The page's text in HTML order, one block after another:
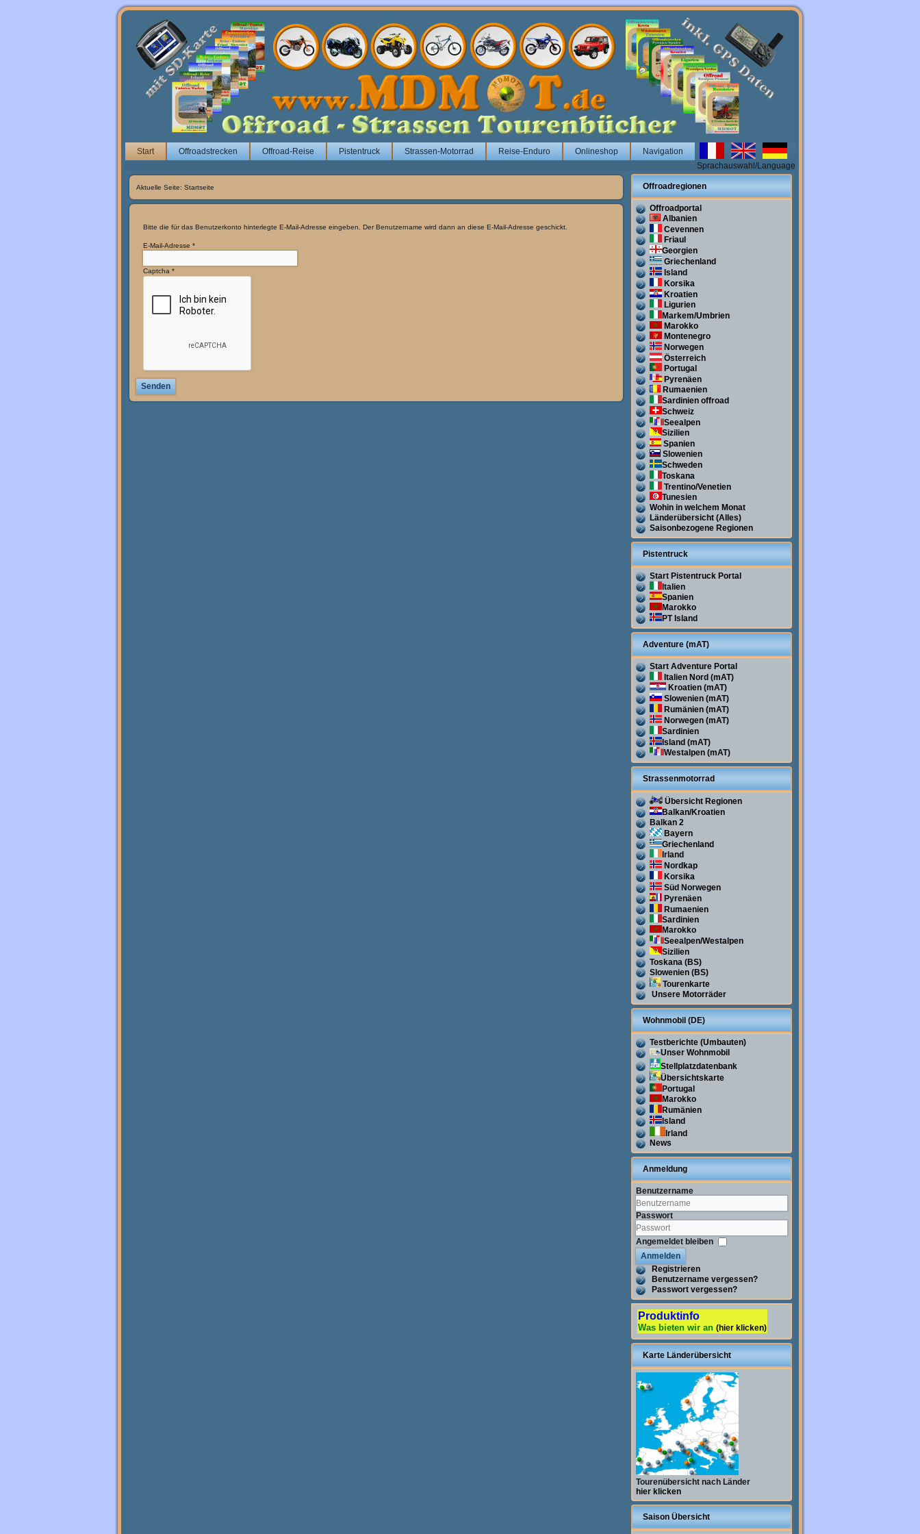
Sprachauswahl/Language
Start Offroadstrecken Offroad-Reise Pistentruck Strassen-Motorrad Reise-Enduro Onlineshop Navigation
Aktuelle Seite: Startseite
Bitte die für das Benutzerkonto hinterlegte E-Mail-Adresse eingeben. Der Benutzername wird dann an diese E-Mail-Adresse geschickt.
E-Mail-Adresse *
Captcha *
Senden
Offroadregionen
Offroadportal
Albanien
Cevennen
Friaul
Georgien
Griechenland
Island
Korsika
Kroatien
Ligurien
Markem/Umbrien
Marokko
Montenegro
Norwegen
Österreich
Portugal
Pyrenäen
Rumaenien
Sardinien offroad
Schweiz
Seealpen
Sizilien
Spanien
Slowenien
Schweden
Toskana
Trentino/Venetien
Tunesien
Wohin in welchem Monat
Länderübersicht (Alles)
Saisonbezogene Regionen
Pistentruck
Start Pistentruck Portal
Italien
Spanien
Marokko
PT Island
Adventure (mAT)
Start Adventure Portal
Italien Nord (mAT)
Kroatien (mAT)
Slowenien (mAT)
Rumänien (mAT)
Norwegen (mAT)
Sardinien
Island (mAT)
Westalpen (mAT)
Strassenmotorrad
Übersicht Regionen
Balkan/Kroatien
Balkan 2
Bayern
Griechenland
Irland
Nordkap
Korsika
Süd Norwegen
Pyrenäen
Rumaenien
Sardinien
Marokko
Seealpen/Westalpen
Sizilien
Toskana (BS)
Slowenien (BS)
Tourenkarte
Unsere Motorräder
Wohnmobil (DE)
Testberichte (Umbauten)
Unser Wohnmobil
Stellplatzdatenbank
Übersichtskarte
Portugal
Marokko
Rumänien
Island
Irland
News
Anmeldung
Benutzername
Passwort
Angemeldet bleiben
Anmelden
Registrieren
Benutzername vergessen?
Passwort vergessen?
Produktinfo
Was bieten wir an (hier klicken)
Karte Länderübersicht
Tourenübersicht nach Länder
hier klicken
Saison Übersicht